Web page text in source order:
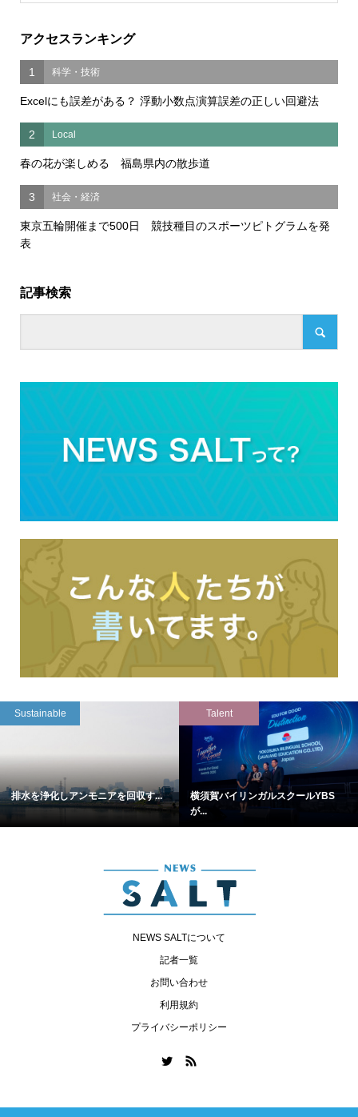
アクセスランキング
1 科学・技術
Excelにも誤差がある？ 浮動小数点演算誤差の正しい回避法
2 Local
春の花が楽しめる 福島県内の散歩道
3 社会・経済
東京五輪開催まで500日 競技種目のスポーツピトグラムを発
表
記事検索
Sustainable
排水を浄化しアンモニアを回収す...
Talent
横須賀バイリンガルスクールYBS
が...
NEWS SALTについて
記者一覧
お問い合わせ
利用規約
プライバシーポリシー